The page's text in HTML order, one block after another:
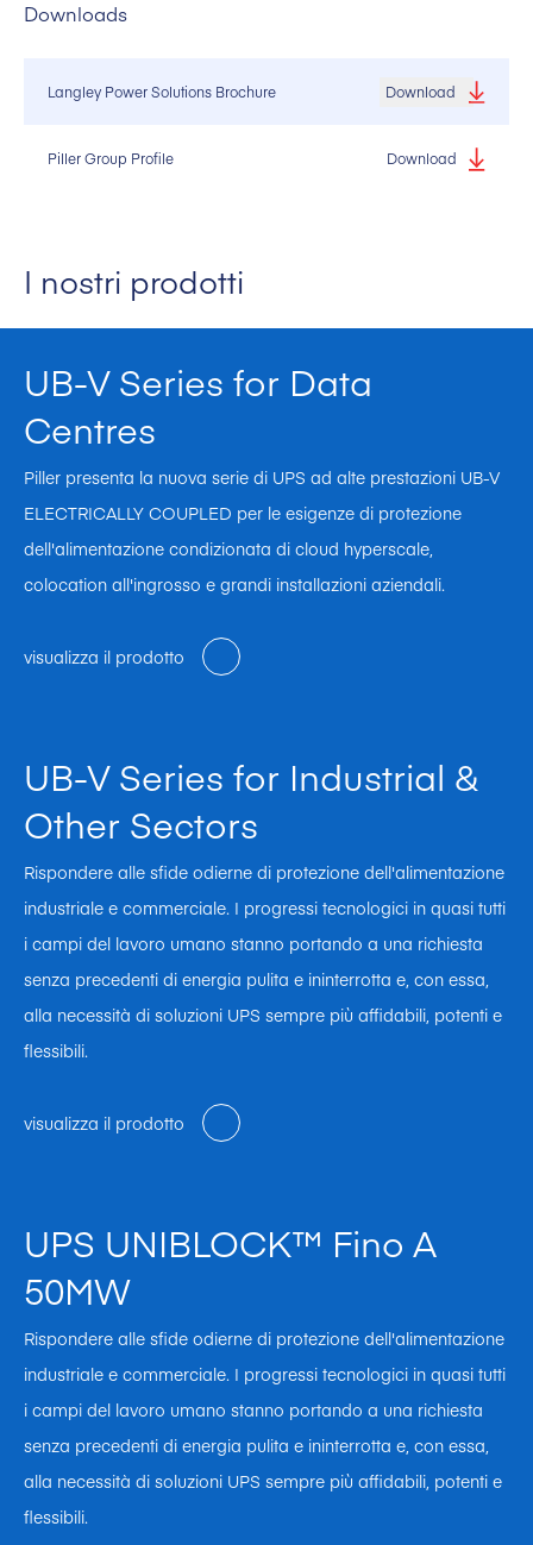
Downloads
Langley Power Solutions Brochure Download
Piller Group Profile Download
I nostri prodotti
UB-V Series for Data
Centres
Piller presenta la nuova serie di UPS ad alte prestazioni UB-V
ELECTRICALLY COUPLED per le esigenze di protezione
dell'alimentazione condizionata di cloud hyperscale,
colocation all'ingrosso e grandi installazioni aziendali.
visualizza il prodotto
UB-V Series for Industrial &
Other Sectors
Rispondere alle sfide odierne di protezione dell'alimentazione
industriale e commerciale. I progressi tecnologici in quasi tutti
i campi del lavoro umano stanno portando a una richiesta
senza precedenti di energia pulita e ininterrotta e, con essa,
alla necessità di soluzioni UPS sempre più affidabili, potenti e
flessibili.
visualizza il prodotto
UPS UNIBLOCK™ Fino A
50MW
Rispondere alle sfide odierne di protezione dell'alimentazione
industriale e commerciale. I progressi tecnologici in quasi tutti
i campi del lavoro umano stanno portando a una richiesta
senza precedenti di energia pulita e ininterrotta e, con essa,
alla necessità di soluzioni UPS sempre più affidabili, potenti e
flessibili.